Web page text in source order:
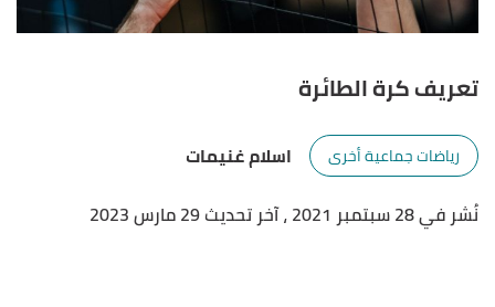
تعريف كرة الطائرة
رياضات جماعية أخرى
اسلام غنيمات
نُشر في 28 سبتمبر 2021
، آخر تحديث 29 مارس 2023